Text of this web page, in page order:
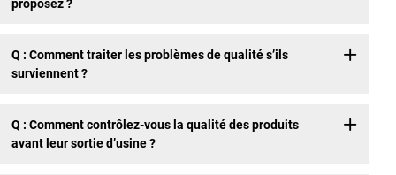
proposez ?
Q : Comment traiter les problèmes de qualité s’ils
surviennent ?
Q : Comment contrôlez-vous la qualité des produits
avant leur sortie d’usine ?